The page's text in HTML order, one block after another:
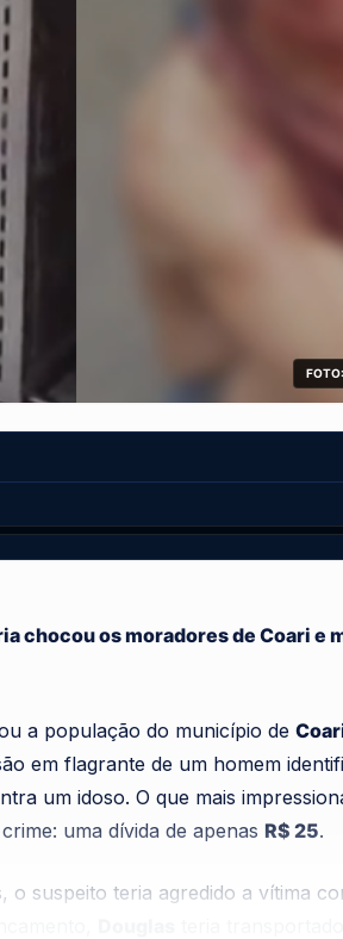
chocou os moradores de Coari e
a população do município de
em flagrante de um homem
um idoso. O que mais
uma dívida de apenas R$ 25.
suspeito teria agredido a vítima